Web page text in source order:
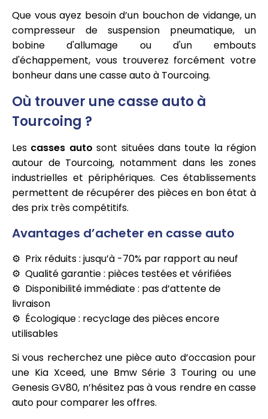
Que vous ayez besoin d’un bouchon de vidange, un
compresseur de suspension pneumatique, un
bobine d'allumage ou d'un embouts
d'échappement, vous trouverez forcément votre
bonheur dans une casse auto à Tourcoing.
Où trouver une casse auto à
Tourcoing ?
Les casses auto sont situées dans toute la région
autour de Tourcoing, notamment dans les zones
industrielles et périphériques. Ces établissements
permettent de récupérer des pièces en bon état à
des prix très compétitifs.
Avantages d’acheter en casse auto
Prix réduits : jusqu’à -70% par rapport au neuf
Qualité garantie : pièces testées et vérifiées
Disponibilité immédiate : pas d’attente de
livraison
Écologique : recyclage des pièces encore
utilisables
Si vous recherchez une pièce auto d’occasion pour
une Kia Xceed, une Bmw Série 3 Touring ou une
Genesis GV80, n’hésitez pas à vous rendre en casse
auto pour comparer les offres.